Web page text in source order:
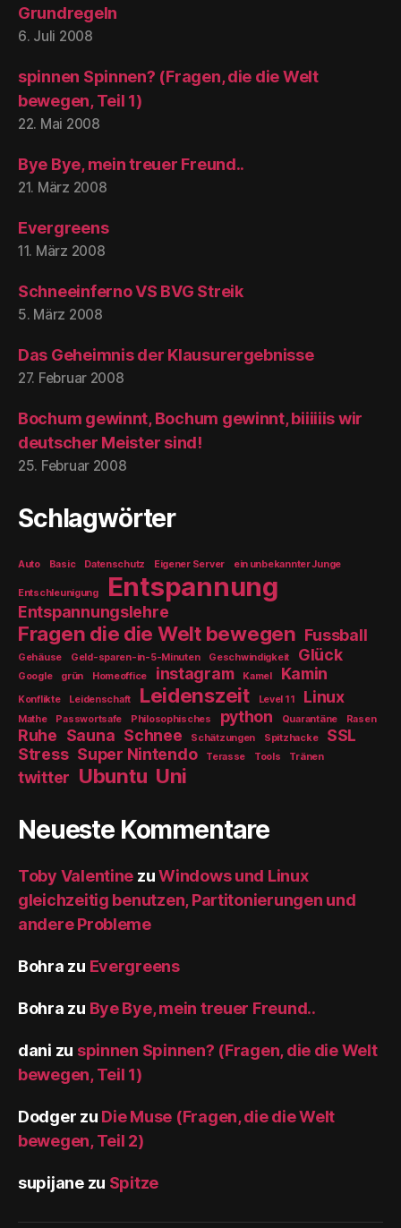
Grundregeln
6. Juli 2008
spinnen Spinnen? (Fragen, die die Welt
bewegen, Teil 1)
22. Mai 2008
Bye Bye, mein treuer Freund..
21. März 2008
Evergreens
11. März 2008
Schneeinferno VS BVG Streik
5. März 2008
Das Geheimnis der Klausurergebnisse
27. Februar 2008
Bochum gewinnt, Bochum gewinnt, biiiiiis wir
deutscher Meister sind!
25. Februar 2008
Schlagwörter
Auto Basic Datenschutz Eigener Server ein unbekannter Junge
Entschleunigung Entspannung
Entspannungslehre
Fragen die die Welt bewegen Fussball
Gehäuse Geld-sparen-in-5-Minuten Geschwindigkeit Glück
Google grün Homeoffice instagram Kamel Kamin
Konflikte Leidenschaft Leidenszeit Level 11 Linux
Mathe Passwortsafe Philosophisches python Quarantäne Rasen
Ruhe Sauna Schnee Schätzungen Spitzhacke
SSL
Stress Super Nintendo Terasse Tools Tränen
twitter Ubuntu Uni
Neueste Kommentare
Toby Valentine zuWindows und Linux
gleichzeitig benutzen, Partitonierungen und
andere Probleme
Bohra zu Evergreens
Bohra zu Bye Bye, mein treuer Freund..
dani zu spinnen Spinnen? (Fragen, die die Welt
bewegen, Teil 1)
Dodger zu Die Muse (Fragen, die die Welt
bewegen, Teil 2)
supijanezu Spitze